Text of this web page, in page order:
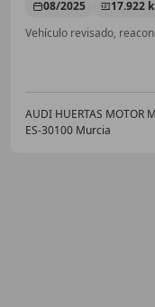
08/2025 17.922
Vehículo revisado,
AUDI HUERTAS MOTOR
ES-30100 Murcia